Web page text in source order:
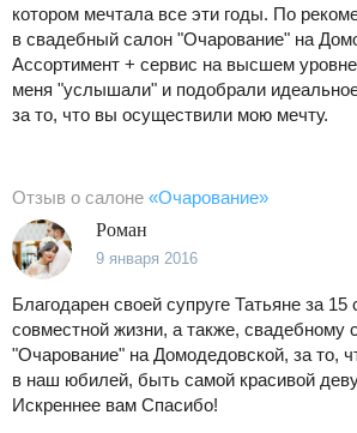
котором мечтала все эти годы. По
в свадебный салон "Очарование" на
Ассортимент + сервис на высшем
меня "услышали" и подобрали
за то, что вы осуществили мою мечту.
Отзыв о салоне «Очарование»
Роман
9 января 2016
Благодарен своей супруге Татьяне за
совместной жизни, а также, свадебному
"Очарование" на Домодедовской, за то,
в наш юбилей, быть самой красивой
Искреннее вам Спасибо!